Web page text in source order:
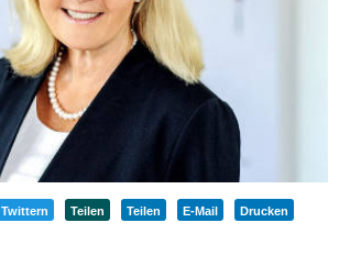
Twittern Teilen Teilen E-Mail Drucken